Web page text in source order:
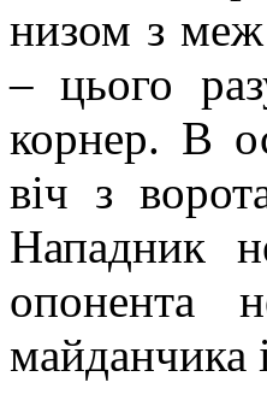
низом з меж
– цього
корнер. В
віч з
Нападник
опонента
майданчика